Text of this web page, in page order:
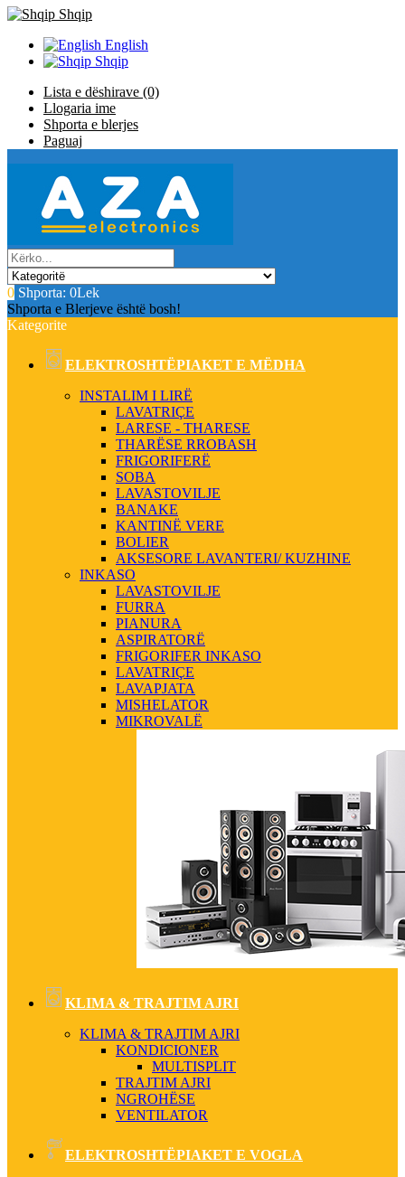
Shqip
English
Shqip
Lista e dëshirave (0)
Llogaria ime
Shporta e blerjes
Paguaj
0 Shporta: 0Lek
Shporta e Blerjeve është bosh!
Kategorite
ELEKTROSHTËPIAKET E MËDHA
INSTALIM I LIRË
LAVATRIÇE
LARESE - THARESE
THARËSE RROBASH
FRIGORIFERË
SOBA
LAVASTOVILJE
BANAKE
KANTINË VERE
BOLIER
AKSESORE LAVANTERI/ KUZHINE
INKASO
LAVASTOVILJE
FURRA
PIANURA
ASPIRATORË
FRIGORIFER INKASO
LAVATRIÇE
LAVAPJATA
MISHELATOR
MIKROVALË
KLIMA & TRAJTIM AJRI
KLIMA & TRAJTIM AJRI
KONDICIONER
MULTISPLIT
TRAJTIM AJRI
NGROHËSE
VENTILATOR
ELEKTROSHTËPIAKET E VOGLA